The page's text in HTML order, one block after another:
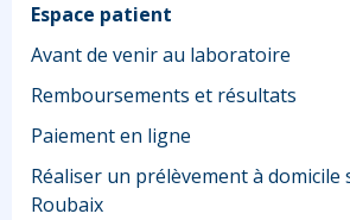
Espace patient
Avant de venir au laboratoire
Remboursements et résultats
Paiement en ligne
Réaliser un prélèvement à domicile
Roubaix